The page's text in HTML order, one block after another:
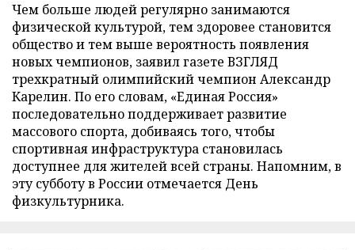
Чем больше людей регулярно занимаются
физической культурой, тем здоровее становится
общество и тем выше вероятность появления
новых чемпионов, заявил газете ВЗГЛЯД
трехкратный олимпийский чемпион Александр
Карелин. По его словам, «Единая Россия»
последовательно поддерживает развитие
массового спорта, добиваясь того, чтобы
спортивная инфраструктура становилась
доступнее для жителей всей страны. Напомним, в
эту субботу в России отмечается День
физкультурника.